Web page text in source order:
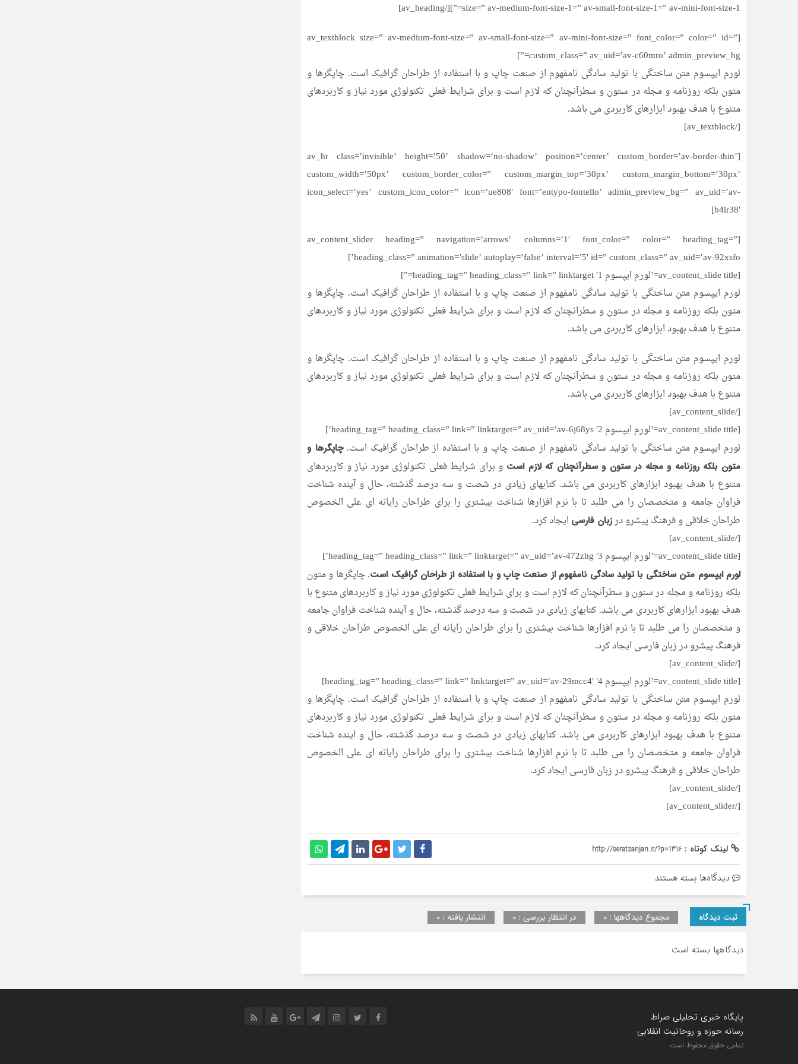
size=” av-medium-font-size-1=” av-small-font-size-1=” av-mini-font-size-1=”][/av_heading]
[av_textblock size=” av-medium-font-size=” av-small-font-size=” av-mini-font-size=” font_color=” color=” id=”
custom_class=” av_uid=’av-c60mro’ admin_preview_bg=”]
لورم ایپسوم متن ساختگی با تولید سادگی نامفهوم از صنعت چاپ و با استفاده از طراحان گرافیک است. چاپگرها و
متون بلکه روزنامه و مجله در ستون و سطرآنچنان که لازم است و برای شرایط فعلی تکنولوژی مورد نیاز و کاربردهای
متنوع با هدف بهبود ابزارهای کاربردی می باشد.
[/av_textblock]
[av_hr class=’invisible’ height=’50’ shadow=’no-shadow’ position=’center’ custom_border=’av-border-thin’
custom_width=’50px’ custom_border_color=” custom_margin_top=’30px’ custom_margin_bottom=’30px’
icon_select=’yes’ custom_icon_color=” icon=’ue808′ font=’entypo-fontello’ admin_preview_bg=” av_uid=’av-
b4ir38′]
[av_content_slider heading=” navigation=’arrows’ columns=’1′ font_color=” color=” heading_tag=”
heading_class=” animation=’slide’ autoplay=’false’ interval=’5′ id=” custom_class=” av_uid=’av-92xsfo’]
[av_content_slide title=’لورم ایپسوم 1′ heading_tag=” heading_class=” link=” linktarget=”]
لورم ایپسوم متن ساختگی با تولید سادگی نامفهوم از صنعت چاپ و با استفاده از طراحان گرافیک است. چاپگرها و
متون بلکه روزنامه و مجله در ستون و سطرآنچنان که لازم است و برای شرایط فعلی تکنولوژی مورد نیاز و کاربردهای
متنوع با هدف بهبود ابزارهای کاربردی می باشد.
لورم ایپسوم متن ساختگی با تولید سادگی نامفهوم از صنعت چاپ و با استفاده از طراحان گرافیک است. چاپگرها و
متون بلکه روزنامه و مجله در ستون و سطرآنچنان که لازم است و برای شرایط فعلی تکنولوژی مورد نیاز و کاربردهای
متنوع با هدف بهبود ابزارهای کاربردی می باشد.
[/av_content_slide]
[av_content_slide title=’لورم ایپسوم 2′ heading_tag=” heading_class=” link=” linktarget=” av_uid=’av-6j68ys’]
لورم ایپسوم متن ساختگی با تولید سادگی نامفهوم از صنعت چاپ و با استفاده از طراحان گرافیک است.چاپگرها و
متون بلکه روزنامه و مجله در ستون و سطرآنچنان که لازم است و برای شرایط فعلی تکنولوژی مورد نیاز و کاربردهای
متنوع با هدف بهبود ابزارهای کاربردی می باشد. کتابهای زیادی در شصت و سه درصد گذشته، حال و آینده شناخت
فراوان جامعه و متخصصان را می طلبد تا با نرم افزارها شناخت بیشتری را برای طراحان رایانه ای علی الخصوص
طراحان خلاقی و فرهنگ پیشرو درزبان فارسی ایجاد کرد.
[/av_content_slide]
[av_content_slide title=’لورم ایپسوم 3′ heading_tag=” heading_class=” link=” linktarget=” av_uid=’av-472zhg’]
لورم ایپسوم متن ساختگی با تولید سادگی نامفهوم از صنعت چاپ و با استفاده از طراحان گرافیک است. چاپگرها و متون
بلکه روزنامه و مجله در ستون و سطرآنچنان که لازم است و برای شرایط فعلی تکنولوژی مورد نیاز و کاربردهای متنوع با
هدف بهبود ابزارهای کاربردی می باشد. کتابهای زیادی در شصت و سه درصد گذشته، حال و آینده شناخت فراوان جامعه
و متخصصان را می طلبد تا با نرم افزارها شناخت بیشتری را برای طراحان رایانه ای علی الخصوص طراحان خلاقی و
فرهنگ پیشرو در زبان فارسی ایجاد کرد.
[/av_content_slide]
[av_content_slide title=’لورم ایپسوم 4′ heading_tag=” heading_class=” link=” linktarget=” av_uid=’av-29mcc4′]
لورم ایپسوم متن ساختگی با تولید سادگی نامفهوم از صنعت چاپ و با استفاده از طراحان گرافیک است. چاپگرها و
متون بلکه روزنامه و مجله در ستون و سطرآنچنان که لازم است و برای شرایط فعلی تکنولوژی مورد نیاز و کاربردهای
متنوع با هدف بهبود ابزارهای کاربردی می باشد. کتابهای زیادی در شصت و سه درصد گذشته، حال و آینده شناخت
فراوان جامعه و متخصصان را می طلبد تا با نرم افزارها شناخت بیشتری را برای طراحان رایانه ای علی الخصوص
طراحان خلاقی و فرهنگ پیشرو در زبان فارسی ایجاد کرد.
[/av_content_slide]
[/av_content_slider]
لینک کوتاه : http://seratzanjan.ir/?p=1316
دیدگاه‌ها برای
اسلایدر
محتوا
بسته هستند
ثبت دیدگاه مجموع دیدگاهها : 0 در انتظار بررسی : 0 انتشار یافته : 0
دیدگاهها بسته است.
پایگاه خبری تحلیلی صراط
رسانه حوزه و روحانیت انقلابی
تمامی حقوق محفوظ است